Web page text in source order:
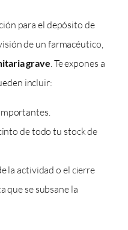
para el depósito de
de un farmacéutico,
grave. Te expones a
incluir:
de todo tu stock de
la actividad o el cierre
que se subsane la